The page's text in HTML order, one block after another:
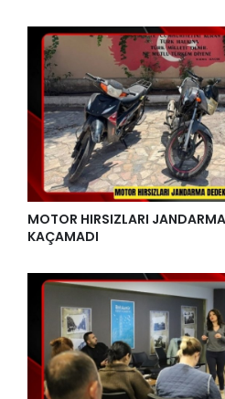
MOTOR HIRSIZLARI
KAÇAMADI